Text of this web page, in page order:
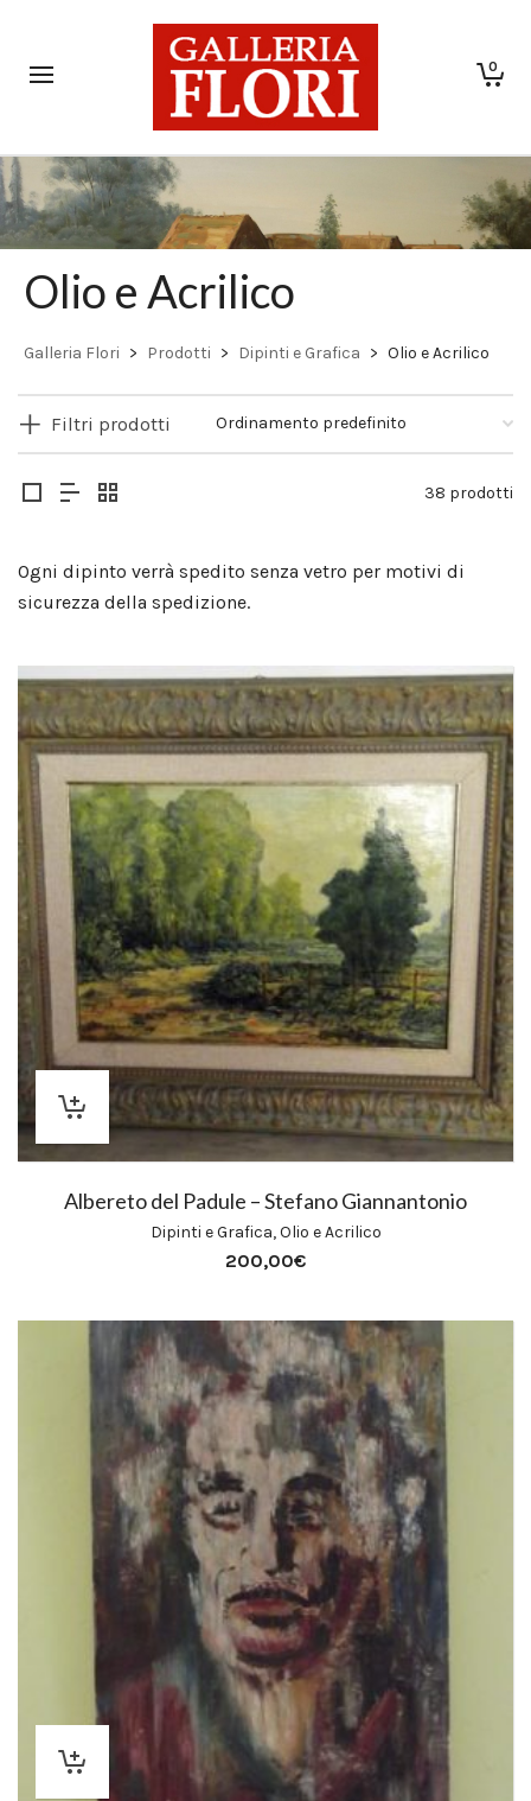
0
Olio e Acrilico
Galleria Flori > Prodotti > Dipinti e Grafica > Olio e Acrilico
Filtri prodotti
38 prodotti
Ogni dipinto verrà spedito senza vetro per motivi di
sicurezza della spedizione.
Albereto del Padule – Stefano Giannantonio
Dipinti e Grafica,Olio e Acrilico
200,00€